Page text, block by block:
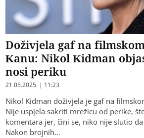
Doživjela gaf na
Kanu: Nikol Kidman
nosi periku
21.05.2025. | 11:23
Nikol Kidman doživjela je gaf na
Nije uspjela sakriti mrežicu od perike,
komentara jer, čini se, niko nije slutio
Nakon brojnih…